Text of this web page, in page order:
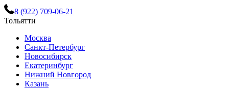
8 (922) 709-06-21
Тольятти
Москва
Санкт-Петербург
Новосибирск
Екатеринбург
Нижний Новгород
Казань